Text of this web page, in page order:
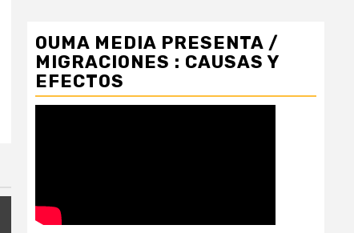
OUMA MEDIA PRESENTA /
MIGRACIONES : CAUSAS Y
EFECTOS